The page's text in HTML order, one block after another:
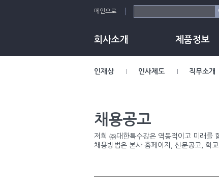
메인으로
회사소개 제품정보
인재상 인사제도 직무소개
채용공고
저희 ㈜대한특수강은 역동적이고 미래를
채용방법은 본사 홈페이지, 신문공고, 학